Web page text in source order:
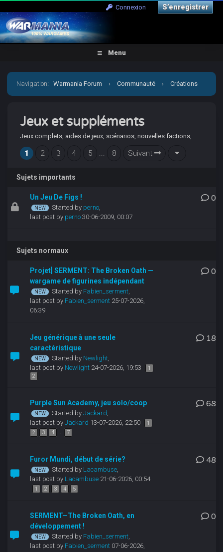
Connexion S’enregistrer
Menu
Navigation:Warmania Forum › Communauté › Créations
Jeux et suppléments
Jeux complets, aides de jeux, scénarios, nouvelles factions,...
1 2 3 4 5 ... 8 Suivant
Sujets importants
Un Jeu De Figs !
Started by perno,
last post by perno30-06-2009, 00:07
0
Sujets normaux
Projet] SERMENT: The Broken Oath —
wargame de figurines indépendant
Started by Fabien_serment,
last post by Fabien_serment25-07-2026,
06:39
0
Jeu générique à une seule
caractéristique
Started by Newlight,
last post by Newlight24-07-2026, 19:53
1
2
18
Purple Sun Academy, jeu solo/coop
Started by Jackard,
last post by Jackard 13-07-2026, 22:50
1
2
3 4 ... 7
68
Furor Mundi, début de série?
Started by Lacambuse,
last post by Lacambuse21-06-2026, 00:54
1 2 3 4 5
48
SERMENT—The Broken Oath, en
développement !
Started by Fabien_serment,
last post by Fabien_serment07-06-2026,
0